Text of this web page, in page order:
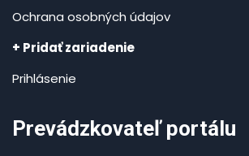
Ochrana osobných údajov
+ Pridať zariadenie
Prihlásenie
Prevádzkovateľ portálu